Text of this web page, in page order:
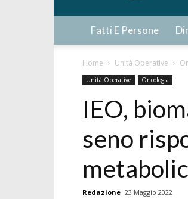
Fatti E Persone
Home Unità Operative
Unità Operative Oncologia
IEO,
seno
Redazione 23 Maggio 2022